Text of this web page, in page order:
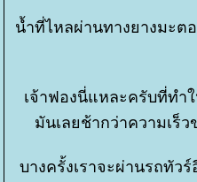
น้ำที่ไหลผ่านทางยางมะต
เจ้าฟองนี่แหละครับที่ทำ
มันเลยช้ากว่าความเร็
บางครั้งเราจะผ่านรถทัว